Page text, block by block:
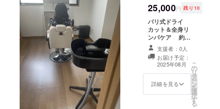
henaサイトにて
パッチテスト
キットを購入
後、ご自分でテ
ストしてもら
い、 反応がなけ
ればヘナの施術
が可能です。 ※
時間は目安とな
スタイルにより
それ以上かかる
25,000円 残り10
パリ式ドライ
カット＆全身リ
ンパケア 約５.
５時間～ （通
常新規３３,００
０円、再来２６,
５００円） パリ
式ドライカッ
ト、全身リンパ
支援者：0人
お届け予定：
2025年08月
詳細を見る
こ
の
リ
タ
ー
ン
を
選
択
す
る